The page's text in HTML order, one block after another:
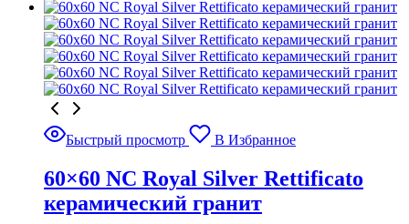
Быстрый просмотр В Избранное
60×60 NC Royal Silver Rettificato
керамический гранит